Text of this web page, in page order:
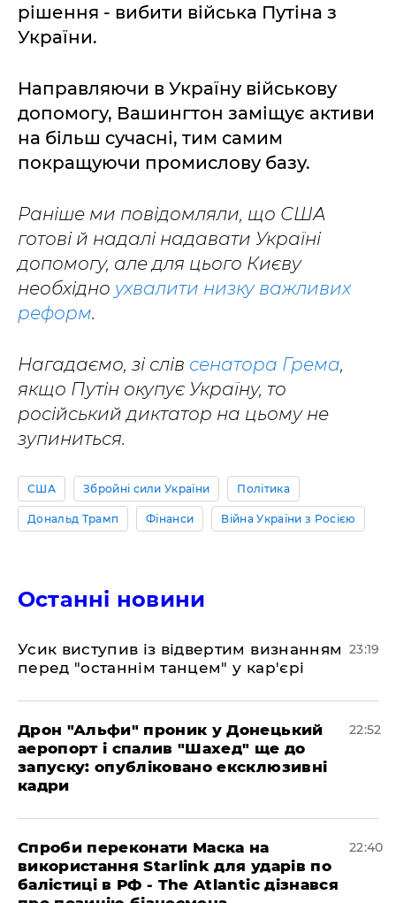
рішення - вибити війська Путіна з
України.
Направляючи в Україну військову
допомогу, Вашингтон заміщує активи
на більш сучасні, тим самим
покращуючи промислову базу.
Раніше ми повідомляли, що США
готові й надалі надавати Україні
допомогу, але для цього Києву
необхідно ухвалити низку важливих
реформ.
Нагадаємо, зі слів сенатора Грема,
якщо Путін окупує Україну, то
російський диктатор на цьому не
зупиниться.
США Збройні сили України Політика
Дональд Трамп Фінанси Війна України з Росією
Останні новини
​Усик виступив із відвертим визнанням
перед "останнім танцем" у кар'єрі
23:19
​Дрон "Альфи" проник у Донецький
аеропорт і спалив "Шахед" ще до
запуску: опубліковано ексклюзивні
кадри
22:52
​Спроби переконати Маска на
використання Starlink для ударів по
балістиці в РФ - The Atlantic дізнався
22:40